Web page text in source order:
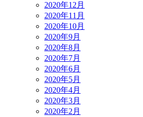
2020年12月
2020年11月
2020年10月
2020年9月
2020年8月
2020年7月
2020年6月
2020年5月
2020年4月
2020年3月
2020年2月